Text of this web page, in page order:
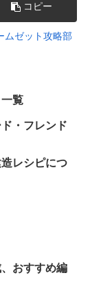
コピー
ムゼット攻略部
一覧
・フレンド
造レシピにつ
、おすすめ編